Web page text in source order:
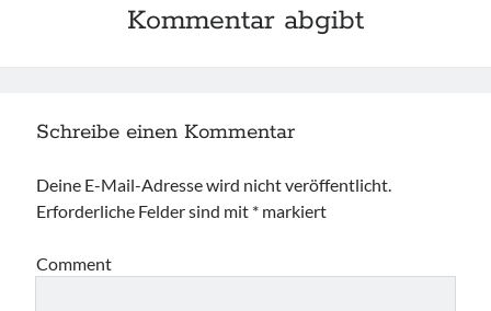
Kommentar abgibt
Schreibe einen Kommentar
Deine E-Mail-Adresse wird nicht veröffentlicht.
Erforderliche Felder sind mit * markiert
Comment